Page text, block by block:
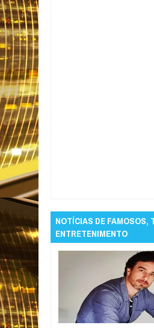
NOTÍCIAS DE FAMOSOS,
ENTRETENIMENTO